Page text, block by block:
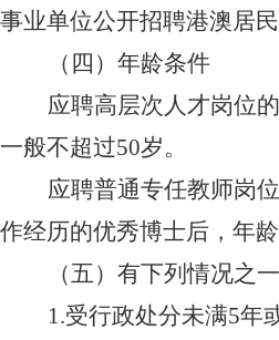
事业单位公开招聘港澳居
（四）年龄条件
应聘高层次人才岗位
一般不超过50岁。
应聘普通专任教师岗
作经历的优秀博士后，年
（五）有下列情况之
1.受行政处分未满5年